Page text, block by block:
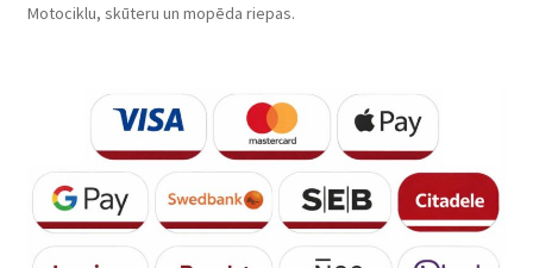
Motociklu, skūteru un mopēda riepas.